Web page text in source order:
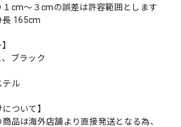
１cm〜３cmの誤差は許容範囲とします
長 165cm
ブラック
テル
について】
商品は海外店舗より直接発送となる為、